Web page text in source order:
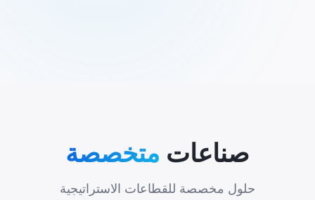
صناعات متخصصة
حلول مخصصة للقطاعات الاستراتيجية